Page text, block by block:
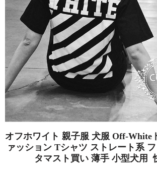
オフホワイト 親子服 犬服 Off-White
ァッション Tシャツ ストレート系
タマスト買い 薄手 小型犬用